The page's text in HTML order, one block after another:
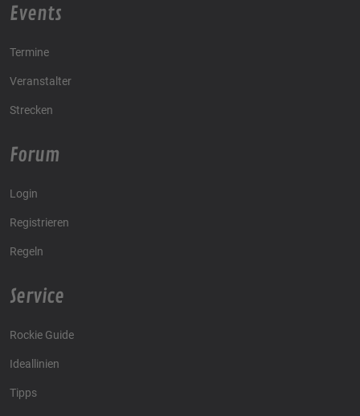
Events
Termine
Veranstalter
Strecken
Forum
Login
Registrieren
Regeln
Service
Rockie Guide
Ideallinien
Tipps